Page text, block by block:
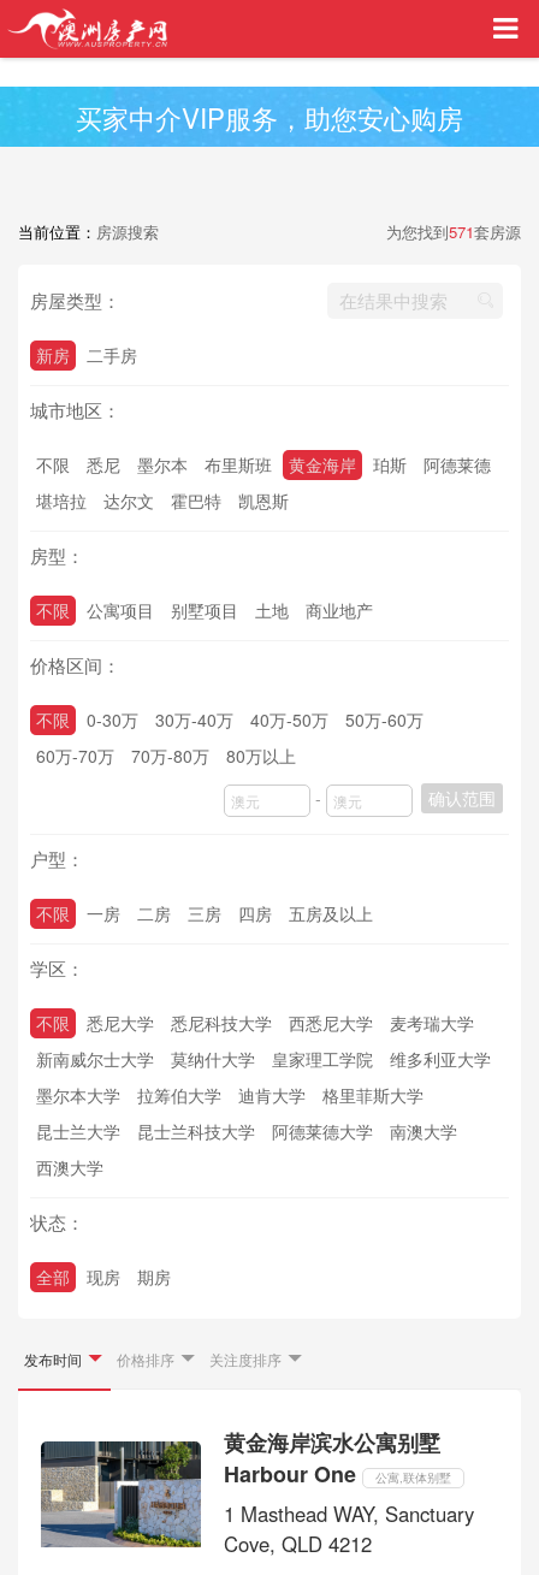
买家中介VIP服务，助您安心购房
当前位置： 房源搜索 为您找到571套房源
房屋类型：
新房 二手房
城市地区：
不限 悉尼 墨尔本 布里斯班 黄金海岸 珀斯
阿德莱德
堪培拉
达尔文 霍巴特 凯恩斯
房型：
不限 公寓项目 别墅项目 土地 商业地产
价格区间：
不限 0-30万 30万-40万 40万-50万
50万-60万
60万-70万
70万-80万
80万以上
-
确认范围
户型：
不限 一房 二房 三房 四房 五房及以上
学区：
不限 悉尼大学 悉尼科技大学 西悉尼大学
麦考瑞大学
新南威尔士大学
莫纳什大学 皇家理工学院
维多利亚大学
墨尔本大学
拉筹伯大学 迪肯大学
格里菲斯大学
昆士兰大学
昆士兰科技大学 阿德莱德大学
南澳大学
西澳大学
状态：
全部 现房 期房
发布时间 价格排序 关注度排序
黄金海岸滨水公寓别墅
Harbour One
公寓,联体别墅
1 Masthead WAY, Sanctuary
Cove, QLD 4212